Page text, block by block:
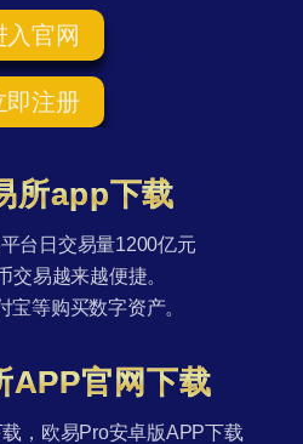
入官网
即注册
所app下载
台日交易量1200亿元
交易越来越便捷。
宝等购买数字资产。
APP官网下载
，欧易Pro安卓版APP下载